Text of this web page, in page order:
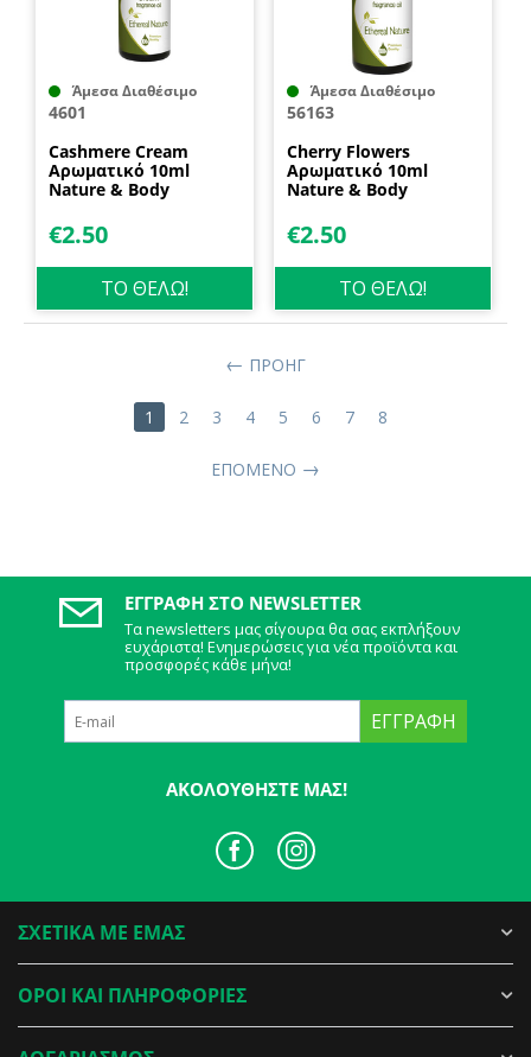
Άμεσα Διαθέσιμο
4601
Cashmere Cream
Αρωματικό 10ml
Nature & Body
€2.50
ΤΟ ΘΕΛΩ!
Άμεσα Διαθέσιμο
56163
Cherry Flowers
Αρωματικό 10ml
Nature & Body
€2.50
ΤΟ ΘΕΛΩ!
ΠΡΟΗΓ
1 2 3 4 5 6 7 8
ΕΠΌΜΕΝΟ
ΕΓΓΡΑΦΉ ΣΤΟ NEWSLETTER
Τα newsletters μας σίγουρα θα σας εκπλήξουν
ευχάριστα! Ενημερώσεις για νέα προϊόντα και
προσφορές κάθε μήνα!
ΕΓΓΡΑΦΉ
ΑΚΟΛΟΥΘΉΣΤΕ ΜΑΣ!
ΣΧΕΤΙΚΑ ΜΕ ΕΜΑΣ
ΟΡΟΙ ΚΑΙ ΠΛΗΡΟΦΟΡΙΕΣ